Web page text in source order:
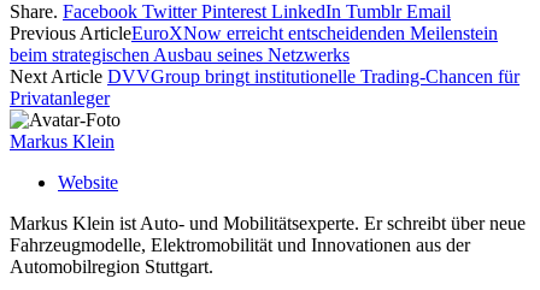
Share. Facebook Twitter Pinterest LinkedIn Tumblr Email
Previous ArticleEuroXNow erreicht entscheidenden Meilenstein
beim strategischen Ausbau seines Netzwerks
Next Article DVVGroup bringt institutionelle Trading-Chancen für
Privatanleger
Markus Klein
Website
Markus Klein ist Auto- und Mobilitätsexperte. Er schreibt über neue
Fahrzeugmodelle, Elektromobilität und Innovationen aus der
Automobilregion Stuttgart.